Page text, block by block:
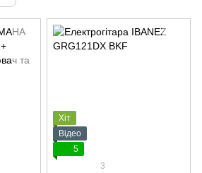
Хіт
Відео
5
3